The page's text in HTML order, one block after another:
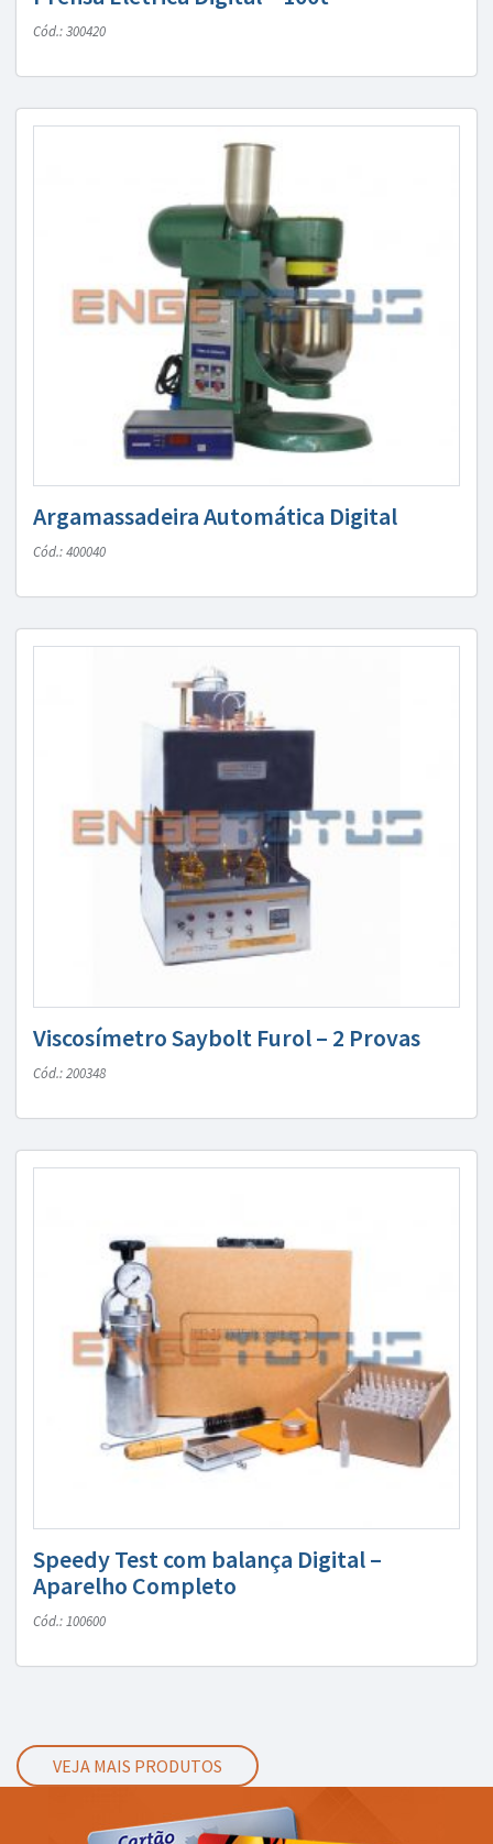
Cód.: 300420
Argamassadeira Automática Digital
Cód.: 400040
Viscosímetro Saybolt Furol – 2 Provas
Cód.: 200348
Speedy Test com balança Digital –
Aparelho Completo
Cód.: 100600
VEJA MAIS PRODUTOS